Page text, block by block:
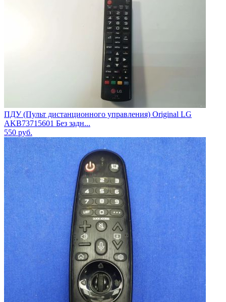
ПДУ (Пульт дистанционного управления) Original LG
AKB73715601 Без задн...
550 руб.